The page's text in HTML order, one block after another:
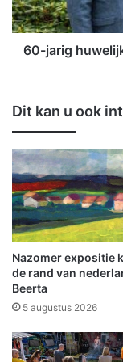
g
h
d
a
g
i
n
W
i
n
s
c
h
o
e
n
g
h
i
j
k
s
j
u
b
i
l
e
u
m
c
h
60-jarig
Dit kan u ook
Nazomer expositie
de rand van
Beerta
5 augustus 2026